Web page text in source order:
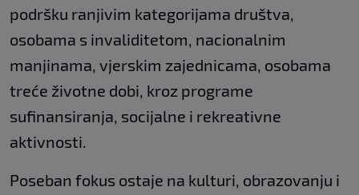
podršku ranjivim kategorijama društva,
osobama s invaliditetom, nacionalnim
manjinama, vjerskim zajednicama, osobama
treće životne dobi, kroz programe
sufinansiranja, socijalne i rekreativne
aktivnosti.
Poseban fokus ostaje na kulturi, obrazovanju i